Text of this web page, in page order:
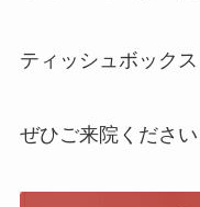
ティッシュボック
ぜひご来院ください